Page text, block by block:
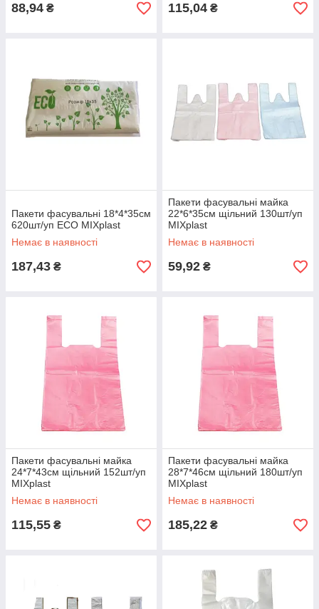
88,94 ₴ 115,04 ₴
Пакети фасувальні 18*4*35см
620шт/уп ECO MIXplast
Немає в наявності
187,43 ₴
Пакети фасувальні майка
22*6*35см щільний 130шт/уп
MIXplast
Немає в наявності
59,92 ₴
Пакети фасувальні майка
24*7*43см щільний 152шт/уп
MIXplast
Немає в наявності
115,55 ₴
Пакети фасувальні майка
28*7*46см щільний 180шт/уп
MIXplast
Немає в наявності
185,22 ₴